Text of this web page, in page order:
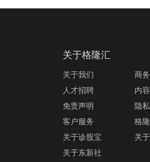
关于格隆汇
关于我们
商
人才招聘
内
免责声明
隐
客户服务
格
关于诊股宝
关
关于东新社